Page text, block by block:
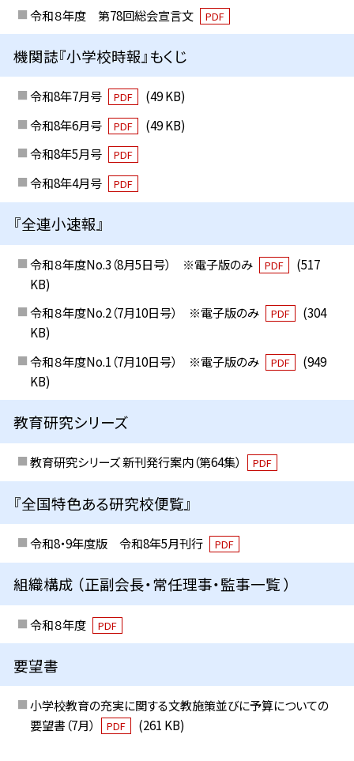
令和８年度 第78回総会宣言文 PDF
機関誌『小学校時報』もくじ
令和8年7月号 PDF
(49 KB)
令和8年6月号
PDF
(49 KB)
令和8年5月号
PDF
令和8年4月号 PDF
『全連小速報』
令和８年度No.3（8月5日号） ※電子版のみ PDF
(517
KB)
令和８年度No.2（7月10日号） ※電子版のみ
PDF
(304
KB)
令和８年度No.1（7月10日号） ※電子版のみ
PDF
(949
KB)
教育研究シリーズ
教育研究シリーズ 新刊発行案内（第64集） PDF
『全国特色ある研究校便覧』
令和8・9年度版 令和8年5月刊行 PDF
組織構成 （正副会長・常任理事・監事一覧 ）
令和８年度 PDF
要望書
小学校教育の充実に関する文教施策並びに予算についての
要望書（7月）
PDF (261 KB)